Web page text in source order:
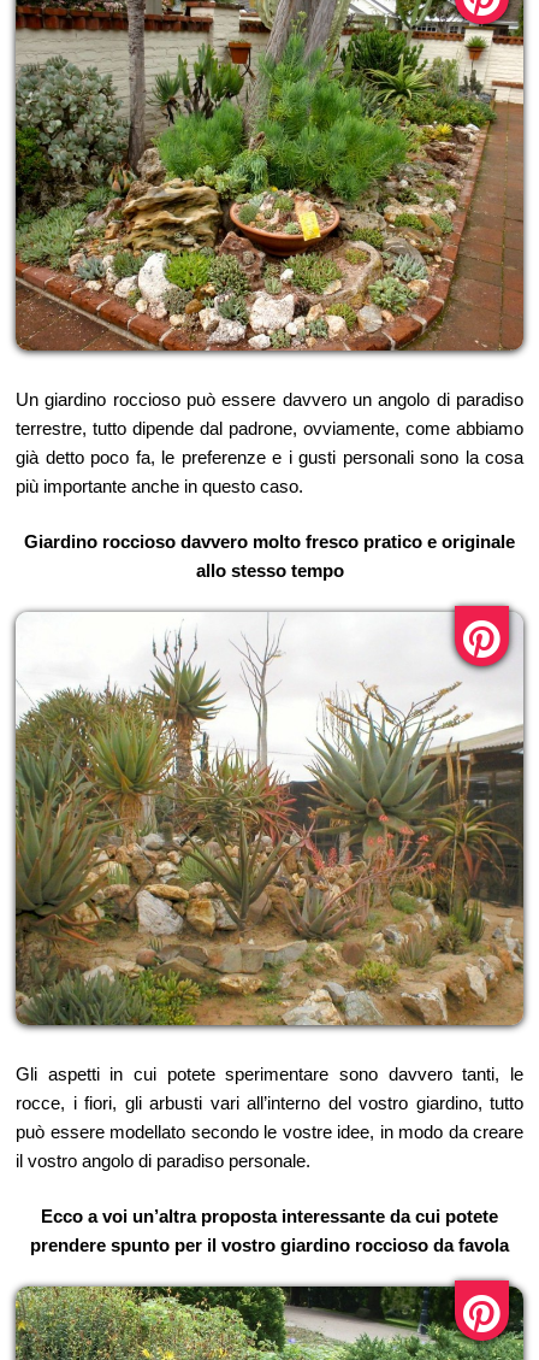
Un giardino roccioso può essere davvero un angolo di paradiso
terrestre, tutto dipende dal padrone, ovviamente, come abbiamo
già detto poco fa, le preferenze e i gusti personali sono la cosa
più importante anche in questo caso.
Giardino roccioso davvero molto fresco pratico e originale
allo stesso tempo
Gli aspetti in cui potete sperimentare sono davvero tanti, le
rocce, i fiori, gli arbusti vari all’interno del vostro giardino, tutto
può essere modellato secondo le vostre idee, in modo da creare
il vostro angolo di paradiso personale.
Ecco a voi un’altra proposta interessante da cui potete
prendere spunto per il vostro giardino roccioso da favola